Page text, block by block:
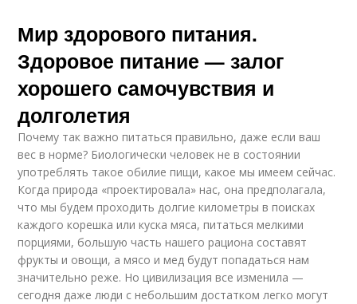
Мир здорового питания.
Здоровое питание — залог
хорошего самочувствия и
долголетия
Почему так важно питаться правильно, даже если ваш
вес в норме? Биологически человек не в состоянии
употреблять такое обилие пищи, какое мы имеем сейчас.
Когда природа «проектировала» нас, она предполагала,
что мы будем проходить долгие километры в поисках
каждого корешка или куска мяса, питаться мелкими
порциями, большую часть нашего рациона составят
фрукты и овощи, а мясо и мед будут попадаться нам
значительно реже. Но цивилизация все изменила —
сегодня даже люди с небольшим достатком легко могут